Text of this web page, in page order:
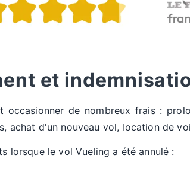
et
occasionner de nombreux frais :
achat d'un nouveau vol, location de
lorsque le vol Vueling a été annulé :